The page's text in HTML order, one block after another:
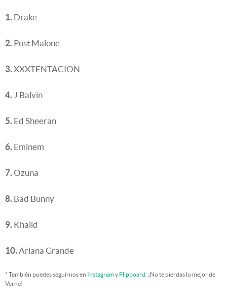
1. Drake
2. Post Malone
3.XXXTENTACION
4. J Balvin
5. Ed Sheeran
6. Eminem
7.Ozuna
8. Bad Bunny
9. Khalid
10.Ariana Grande
* También puedes seguirnos en Instagramy Flipboard . ¡No te pierdas lo mejor de
Verne!